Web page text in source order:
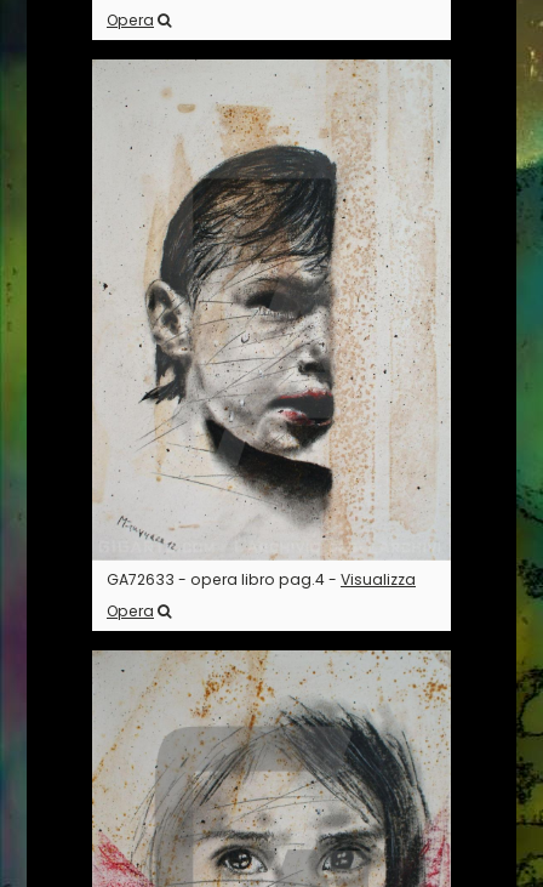
Opera
GA72633 - opera libro pag.4 - Visualizza
Opera